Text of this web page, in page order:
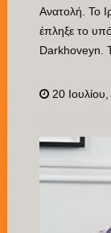
Ανατολή. Το
έπληξε το
Darkhoveyn.
20